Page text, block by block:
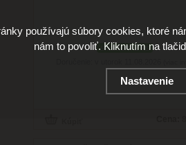
skladom 2 ks
používajú súbory cookies, ktoré
nám to povoliť. Kliknutím na
Nastavenie